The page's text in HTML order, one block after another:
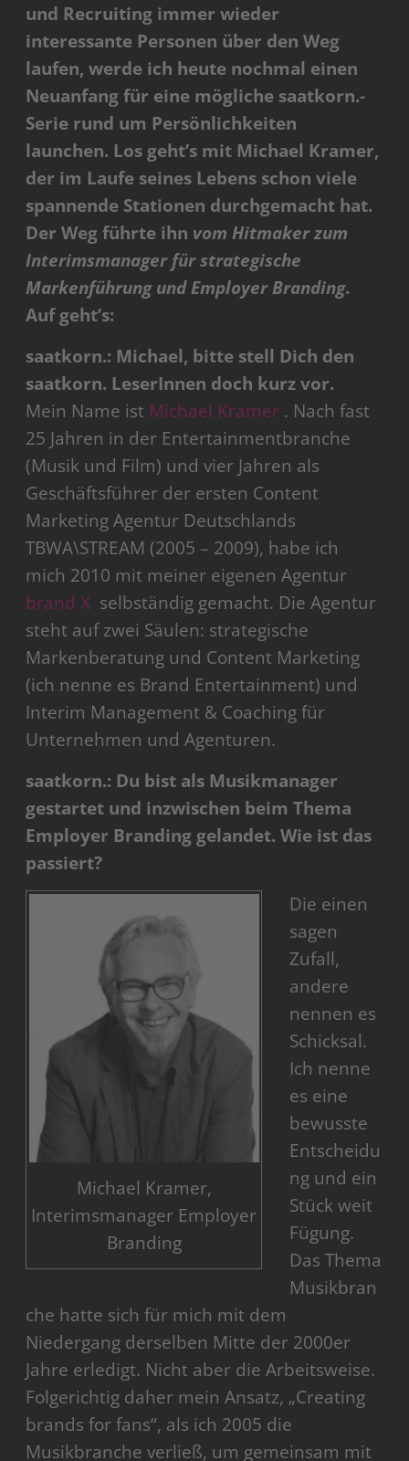
und Recruiting immer wieder
interessante Personen über den Weg
laufen, werde ich heute nochmal einen
Neuanfang für eine mögliche saatkorn.-
Serie rund um Persönlichkeiten
launchen. Los geht’s mit Michael Kramer,
der im Laufe seines Lebens schon viele
spannende Stationen durchgemacht hat.
Der Weg führte ihn vom Hitmaker zum
Interimsmanager für strategische
Markenführung und Employer Branding.
Auf geht’s:
saatkorn.: Michael, bitte stell Dich den
saatkorn. LeserInnen doch kurz vor.
Mein Name ist Michael Kramer . Nach fast
25 Jahren in der Entertainmentbranche
(Musik und Film) und vier Jahren als
Geschäftsführer der ersten Content
Marketing Agentur Deutschlands
TBWA\STREAM (2005 – 2009), habe ich
mich 2010 mit meiner eigenen Agentur
brand X selbständig gemacht. Die Agentur
steht auf zwei Säulen: strategische
Markenberatung und Content Marketing
(ich nenne es Brand Entertainment) und
Interim Management & Coaching für
Unternehmen und Agenturen.
saatkorn.: Du bist als Musikmanager
gestartet und inzwischen beim Thema
Employer Branding gelandet. Wie ist das
passiert?
Michael Kramer,
Interimsmanager Employer
Branding
Die einen
sagen
Zufall,
andere
nennen es
Schicksal.
Ich nenne
es eine
bewusste
Entscheidu
ng und ein
Stück weit
Fügung.
Das Thema
Musikbran
che hatte sich für mich mit dem
Niedergang derselben Mitte der 2000er
Jahre erledigt. Nicht aber die Arbeitsweise.
Folgerichtig daher mein Ansatz, „Creating
brands for fans“, als ich 2005 die
Musikbranche verließ, um gemeinsam mit